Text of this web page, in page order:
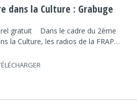
FORUM ENTREPRENDRE DANS LA CULTURE
MAGAZINE GRATUIT
PULSOMATIC
dans la Culture : Grabuge
gratuit Dans le cadre du 2ème
la Culture, les radios de la FRAP…